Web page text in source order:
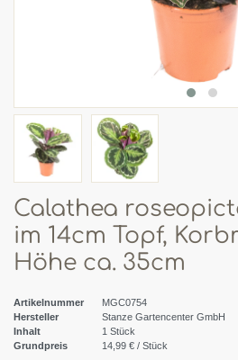
Calathea
im 14cm Topf,
Höhe ca. 35cm
Artikelnummer
MGC0754
Hersteller
Stanze Gartencenter GmbH
Inhalt
1 Stück
Grundpreis
14,99 € / Stück